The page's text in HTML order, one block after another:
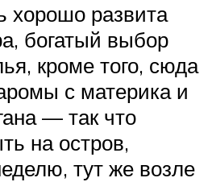
хорошо развита
богатый выбор
кроме того, сюда
с материка и
— так что
на остров,
тут же возле